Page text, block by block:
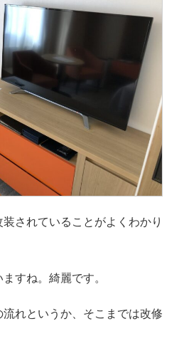
されていることがよくわかり
すね。綺麗です。
れというか、そこまでは改修